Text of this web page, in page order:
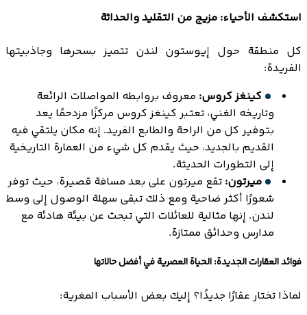
استكشف الأحياء: مزيج من التقليد والحداثة
كل منطقة حول إيوستون لندن تتميز بسحرها وجاذبيتها
الفريدة:
كينغز كروس: معروف بروابطه المواصلات الرائعة
وتاريخه الغني، تعتبر كينغز كروس مركزًا مزدحمًا يعد
بتوفير كل من الراحة والطابع الفريد. إنه مكان يلتقي فيه
القديم بالجديد، حيث يقدم كل شيء من العمارة التاريخية
إلى التطورات الحديثة.
ميرتون: تقع ميرتون على بعد مسافة قصيرة، حيث توفر
شعورًا أكثر ضاحية ومع ذلك تبقى سهلة الوصول إلى وسط
لندن. إنها مثالية للعائلات التي تبحث عن بيئة هادئة مع
مدارس وحدائق ممتازة.
فوائد العقارات الجديدة: الحياة العصرية في أفضل حالاتها
لماذا تختار عقارًا جديدًا؟ إليك بعض الأسباب المغرية: